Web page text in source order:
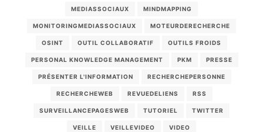
MEDIASSOCIAUX MINDMAPPING
MONITORINGMEDIASSOCIAUX MOTEURDERECHERCHE
OSINT OUTIL COLLABORATIF OUTILS FROIDS
PERSONAL KNOWLEDGE MANAGEMENT PKM PRESSE
PRÉSENTER L'INFORMATION RECHERCHEPERSONNE
RECHERCHEWEB REVUEDELIENS RSS
SURVEILLANCEPAGESWEB TUTORIEL TWITTER
VEILLE VEILLEVIDEO VIDEO